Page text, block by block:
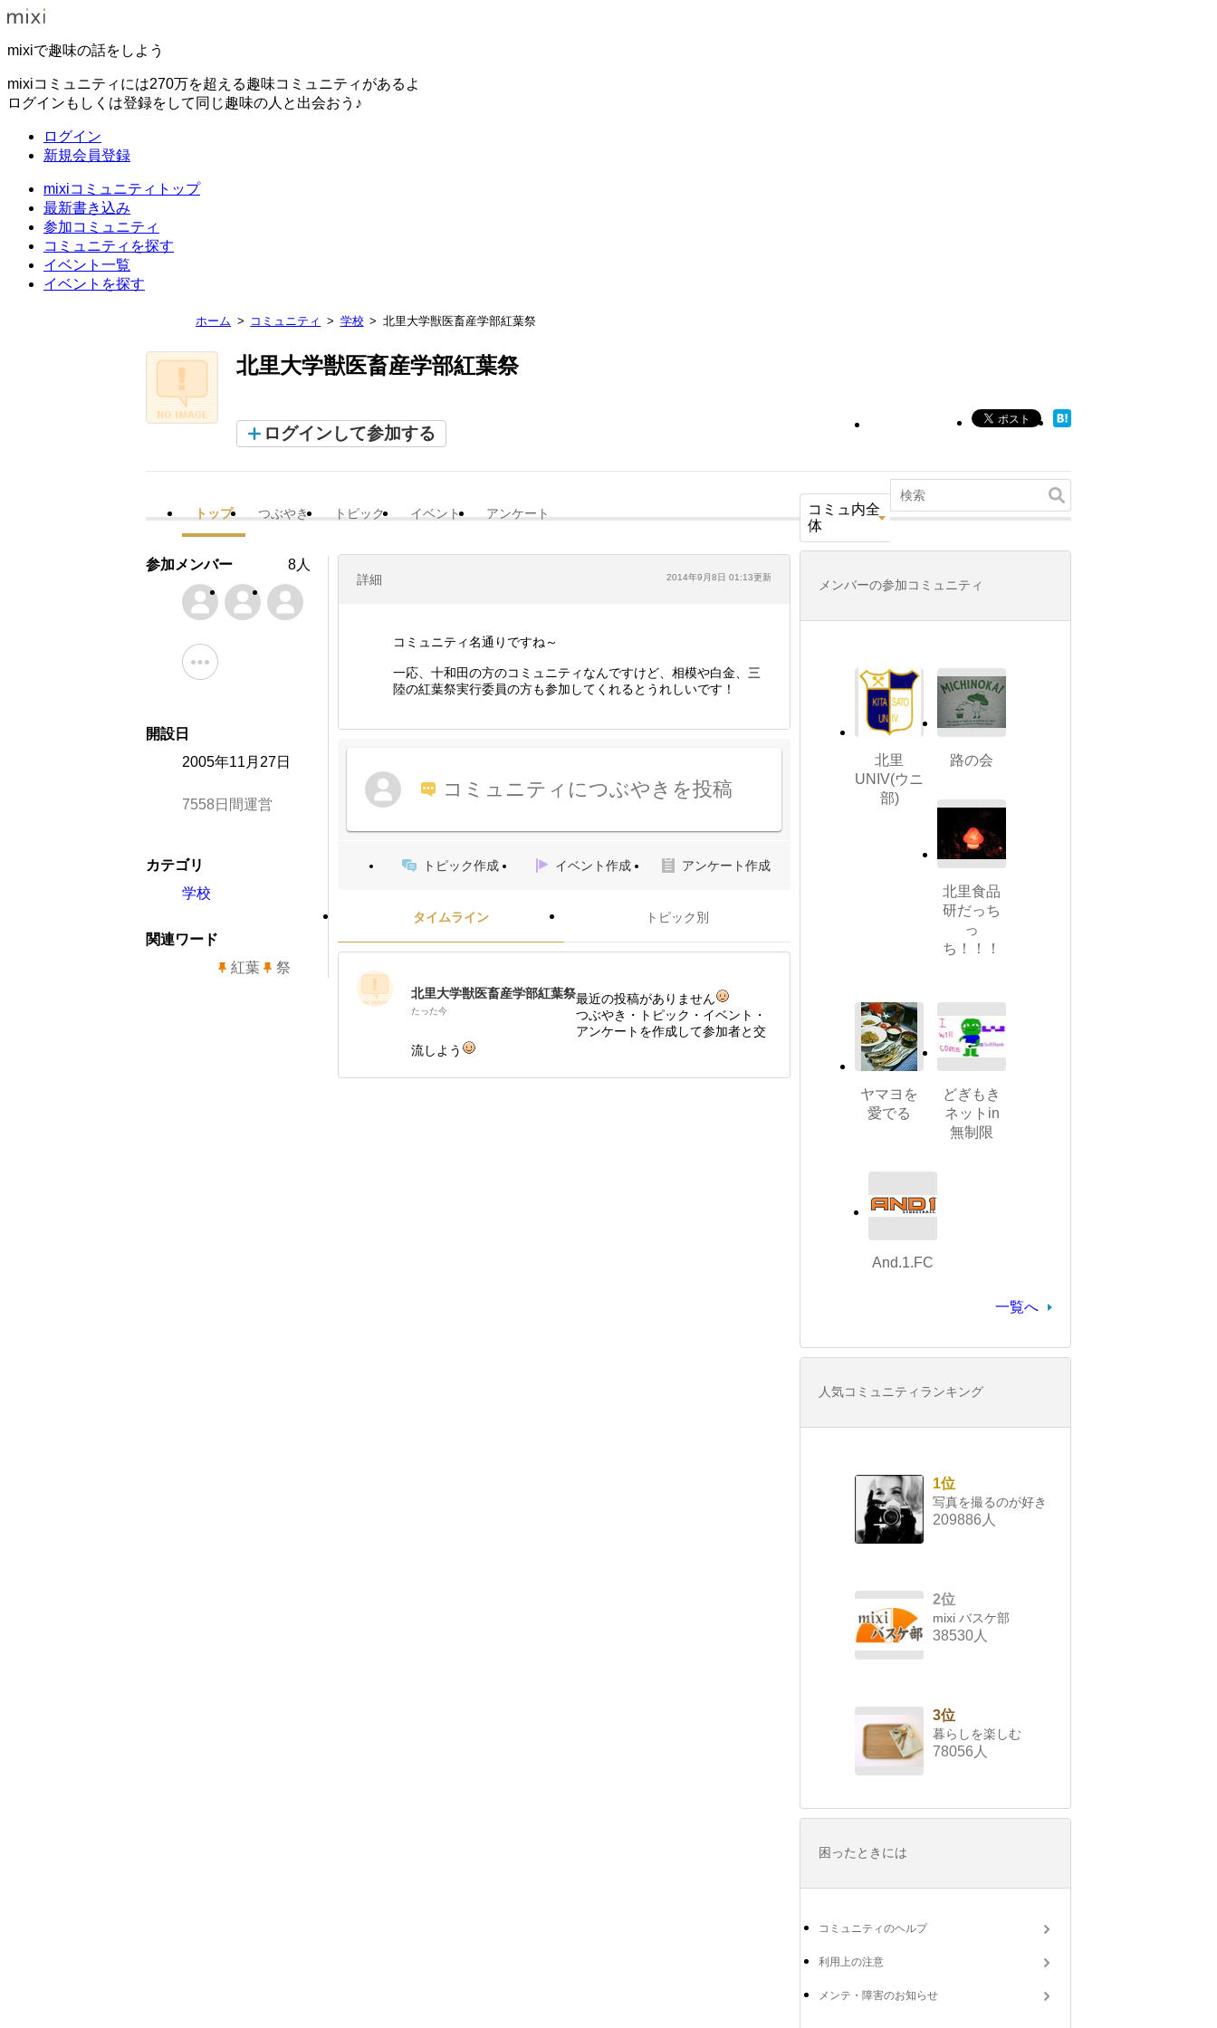
mixiで趣味の話をしよう
mixiコミュニティには270万を超える趣味コミュニティがあるよ
ログインもしくは登録をして同じ趣味の人と出会おう♪
ログイン
新規会員登録
mixiコミュニティトップ
最新書き込み
参加コミュニティ
コミュニティを探す
イベント一覧
イベントを探す
ホーム コミュニティ 学校 北里大学獣医畜産学部紅葉祭
北里大学獣医畜産学部紅葉祭
ログインして参加する
トップ つぶやき トピック イベント アンケート
コミュ内全
体
詳細 2014年9月8日 01:13更新
コミュニティ名通りですね～
一応、十和田の方のコミュニティなんですけど、相模や白金、三
陸の紅葉祭実行委員の方も参加してくれるとうれしいです！
コミュニティにつぶやきを投稿
トピック作成 イベント作成 アンケート作成
タイムライン トピック別
北里大学獣医畜産学部紅葉祭
たった今
最近の投稿がありません
つぶやき・トピック・イベント・
アンケートを作成して参加者と交
流しよう
参加メンバー 8人
開設日
2005年11月27日
7558日間運営
カテゴリ
学校
関連ワード
紅葉
祭
メンバーの参加コミュニティ
北里
UNIV(ウニ
部)
路の会
北里食品
研だっち
っ
ち！！！
ヤマヨを
愛でる
どぎもき
ネットin
無制限
And.1.FC
一覧へ
人気コミュニティランキング
1位
写真を撮るのが好き
209886人
2位
mixi バスケ部
38530人
3位
暮らしを楽しむ
78056人
困ったときには
コミュニティのヘルプ
利用上の注意
メンテ・障害のお知らせ